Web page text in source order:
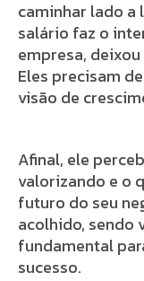
caminhar lado a
salário faz o
empresa,
Eles precisam
visão de
Afinal, ele
valorizando e o
futuro do seu
acolhido, sendo
fundamental
sucesso.